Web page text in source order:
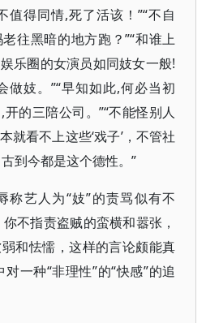
值得同情,死了活该！”“不自
往黑暗的地方跑？”“和谁上
乐圈的女演员如同妓女一般!
做妓。”“早知如此,何必当初
的三陪公司。”“不能怪别人
就看不上这些‘戏子’，不管社
到今都是这个德性。”
称艺人为“妓”的责骂似有不
不指责盗贼的蛮横和嚣张，
和怯懦，这样的言论颇能真
一种“非理性”的“快感”的追